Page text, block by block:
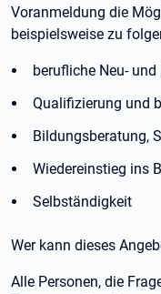
Voranmeldung die
beispielsweise zu
berufliche Neu-
Qualifizierung und
Bildungsberatung,
Wiedereinstieg ins
Selbständigkeit
Wer kann dieses
Alle Personen, die